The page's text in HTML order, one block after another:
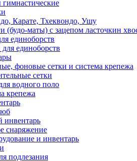
Карате, Тхеквондо, Ушу
(будо-маты) с зацепом ласточкин
единоборств
единоборств
фоновые сетки и система крепежа
сетки
водного поло
крепежа
инвентарь
снаряжение
и инвентарь
подлезания